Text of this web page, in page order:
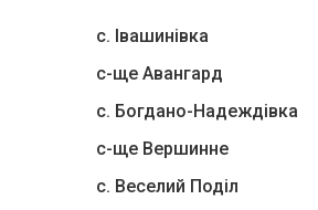
с. Івашинівка
с-ще Авангард
с. Богдано-Надеждівка
с-ще Вершинне
с. Веселий Поділ